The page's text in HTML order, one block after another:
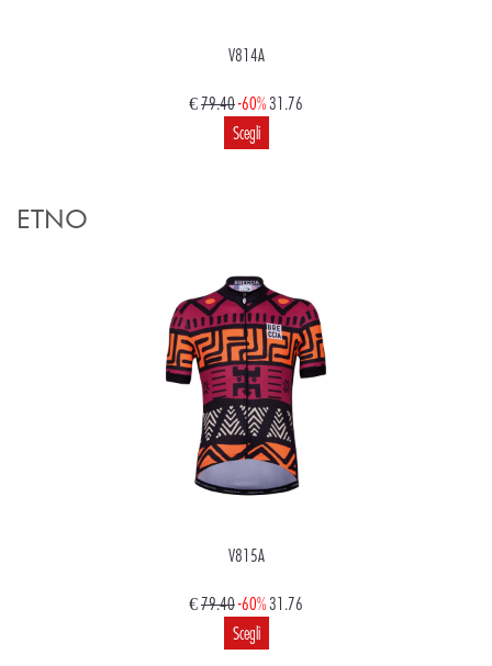
V814A
€79.40-60%31.76
Scegli
ETNO
V815A
€79.40-60%31.76
Scegli